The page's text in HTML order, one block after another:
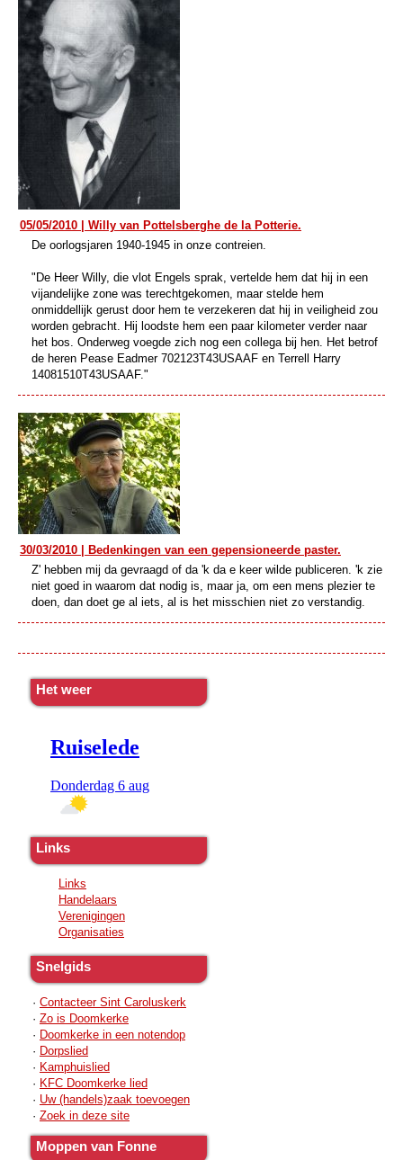
05/05/2010 | Willy van Pottelsberghe de la Potterie.
De oorlogsjaren 1940-1945 in onze contreien.
"De Heer Willy, die vlot Engels sprak, vertelde hem dat hij in een
vijandelijke zone was terechtgekomen, maar stelde hem
onmiddellijk gerust door hem te verzekeren dat hij in veiligheid zou
worden gebracht. Hij loodste hem een paar kilometer verder naar
het bos. Onderweg voegde zich nog een collega bij hen. Het betrof
de heren Pease Eadmer 702123T43USAAF en Terrell Harry
14081510T43USAAF."
30/03/2010 | Bedenkingen van een gepensioneerde paster.
Z' hebben mij da gevraagd of da 'k da e keer wilde publiceren. 'k zie
niet goed in waarom dat nodig is, maar ja, om een mens plezier te
doen, dan doet ge al iets, al is het misschien niet zo verstandig.
Het weer
Links
Links
Handelaars
Verenigingen
Organisaties
Snelgids
· Contacteer Sint Caroluskerk
· Zo is Doomkerke
· Doomkerke in een notendop
· Dorpslied
· Kamphuislied
· KFC Doomkerke lied
· Uw (handels)zaak toevoegen
· Zoek in deze site
Moppen van Fonne